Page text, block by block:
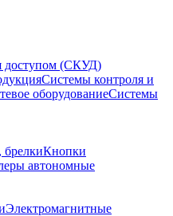
доступом (СКУД)
Системы контроля и
оборудованиеСистемы
брелкиКнопки
автономные
Электромагнитные